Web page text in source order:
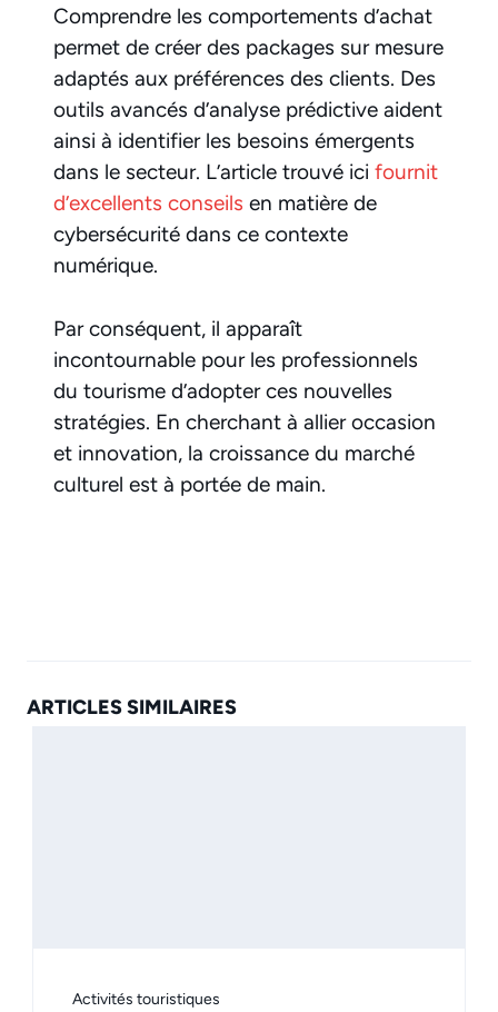
Comprendre les comportements d’achat
permet de créer des packages sur mesure
adaptés aux préférences des clients. Des
outils avancés d’analyse prédictive aident
ainsi à identifier les besoins émergents
dans le secteur. L’article trouvé ici fournit
d’excellents conseils en matière de
cybersécurité dans ce contexte
numérique.
Par conséquent, il apparaît
incontournable pour les professionnels
du tourisme d’adopter ces nouvelles
stratégies. En cherchant à allier occasion
et innovation, la croissance du marché
culturel est à portée de main.
ARTICLES SIMILAIRES
Activités touristiques